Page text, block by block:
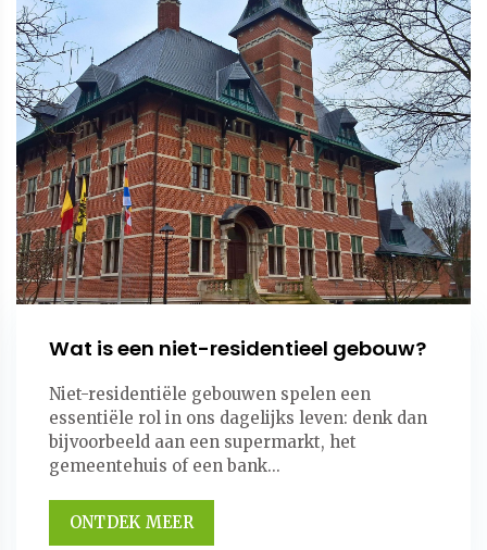
Wat is een niet-residentieel gebouw?
Niet-residentiële gebouwen spelen een
essentiële rol in ons dagelijks leven: denk dan
bijvoorbeeld aan een supermarkt, het
gemeentehuis of een bank...
ONTDEK MEER